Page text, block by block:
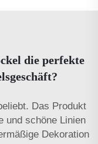
die perfekte
Das Produkt
und schöne Linien
Dekoration